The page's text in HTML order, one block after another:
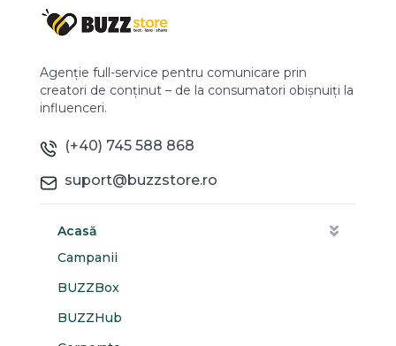
Agenție full-service pentru comunicare prin
creatori de conținut – de la consumatori obișnuiți la
influenceri.
(+40) 745 588 868
suport@buzzstore.ro
Acasă
Campanii
BUZZBox
BUZZHub